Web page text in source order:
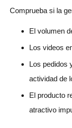
Comprueba si la
El volumen
Los videos
Los pedidos
actividad de
El producto
atractivo